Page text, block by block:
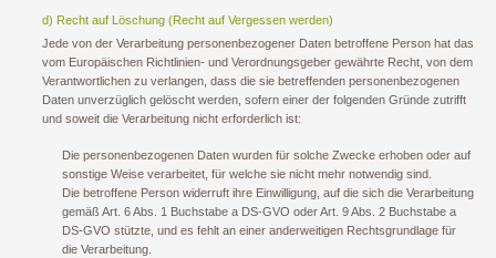
d) Recht auf Löschung (Recht auf Vergessen werden)
Jede von der Verarbeitung personenbezogener Daten betroffene Person hat das
vom Europäischen Richtlinien- und Verordnungsgeber gewährte Recht, von dem
Verantwortlichen zu verlangen, dass die sie betreffenden personenbezogenen
Daten unverzüglich gelöscht werden, sofern einer der folgenden Gründe zutrifft
und soweit die Verarbeitung nicht erforderlich ist:
Die personenbezogenen Daten wurden für solche Zwecke erhoben oder auf
sonstige Weise verarbeitet, für welche sie nicht mehr notwendig sind.
Die betroffene Person widerruft ihre Einwilligung, auf die sich die Verarbeitung
gemäß Art. 6 Abs. 1 Buchstabe a DS-GVO oder Art. 9 Abs. 2 Buchstabe a
DS-GVO stützte, und es fehlt an einer anderweitigen Rechtsgrundlage für
die Verarbeitung.